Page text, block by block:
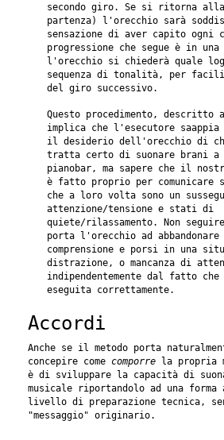
secondo giro. Se si ritorna
partenza) l'orecchio sarà
sensazione di aver capito ogni
progressione che segue è in
l'orecchio si chiederà quale
sequenza di tonalità, per
del giro successivo.
Questo procedimento, descritto
implica che l'esecutore saappia
il desiderio dell'orecchio di
tratta certo di suonare brani
pianobar, ma sapere che il
è fatto proprio per comunicare
che a loro volta sono un
attenzione/tensione e stati di
quiete/rilassamento. Non
porta l'orecchio ad
comprensione e porsi in una
distrazione, o mancanza di
indipendentemente dal fatto
eseguita correttamente.
Accordi
Anche se il metodo porta
concepire come comporre la propria
è di sviluppare la capacità di
musicale riportandolo ad una
livello di preparazione tecnica,
"messaggio" originario.